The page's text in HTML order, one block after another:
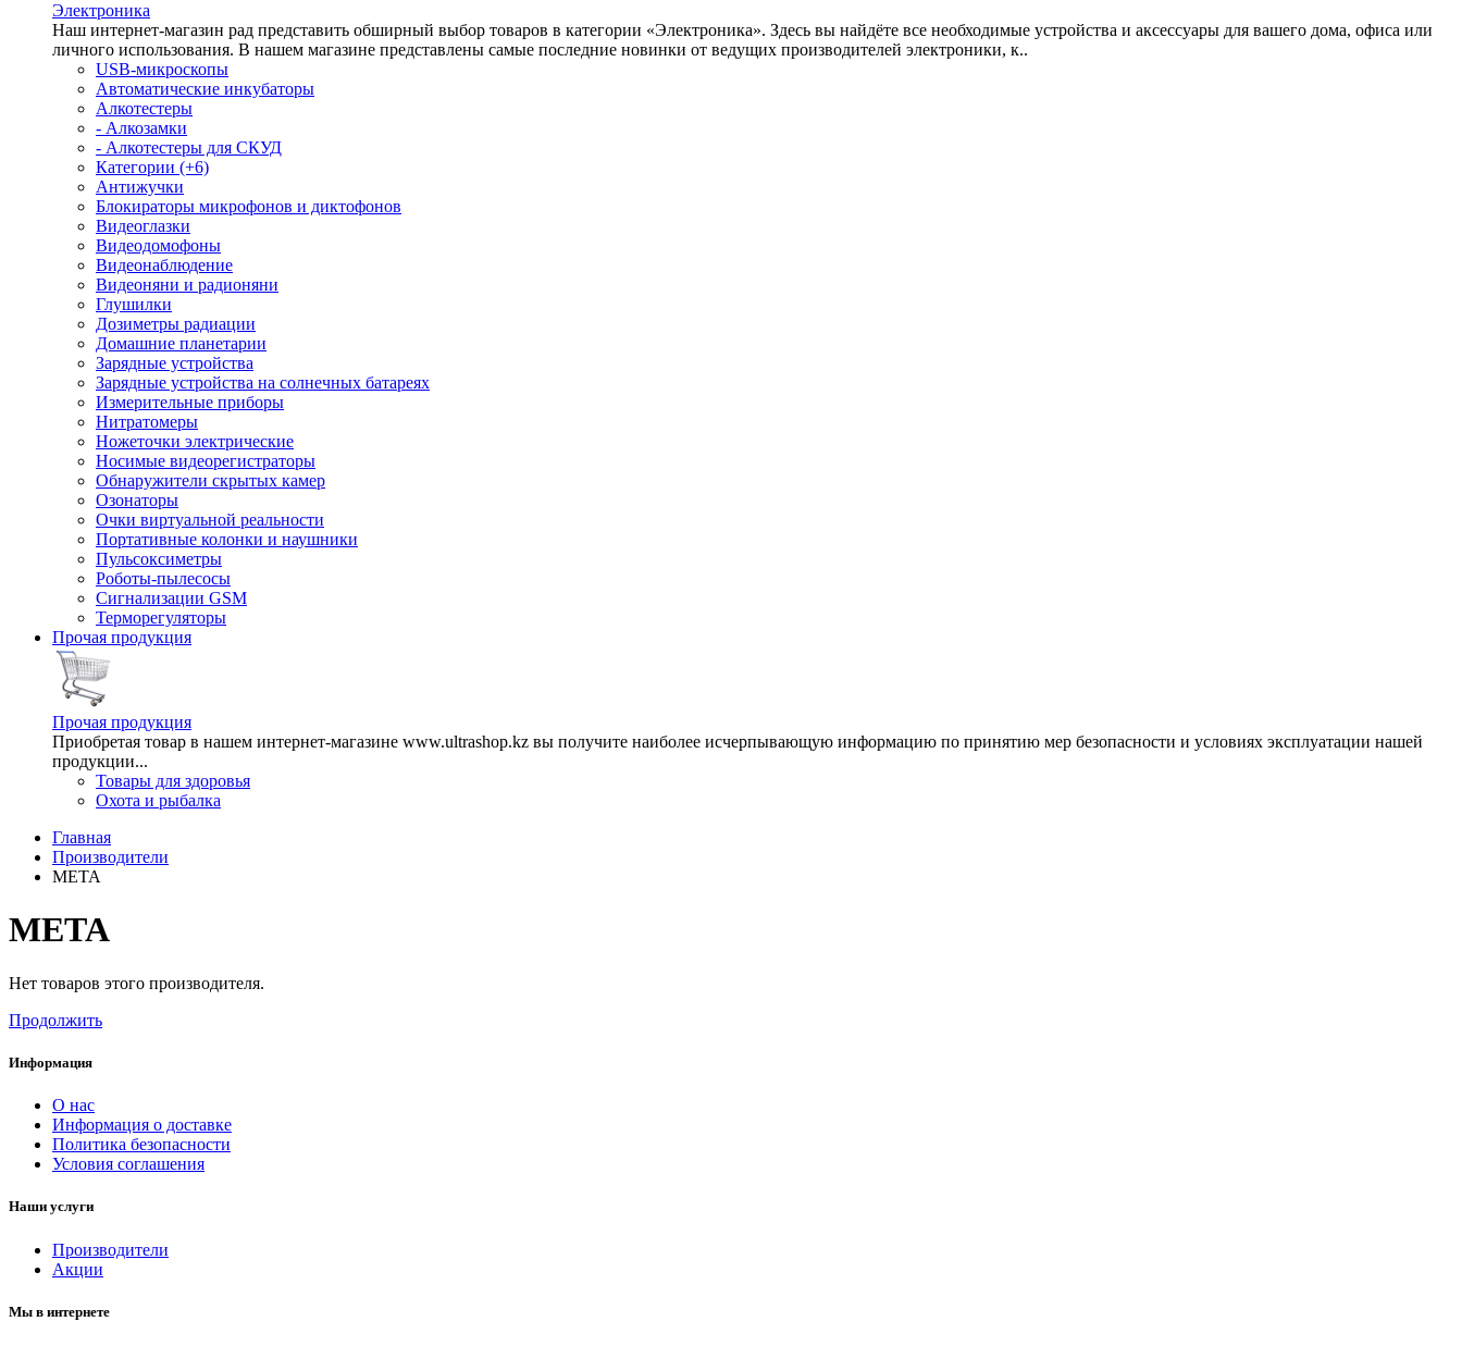
Электроника
Наш интернет-магазин рад представить обширный выбор товаров в категории «Электроника». Здесь вы найдёте все необходимые устройства и аксессуары для вашего дома, офиса или
личного использования. В нашем магазине представлены самые последние новинки от ведущих производителей электроники, к..
USB-микроскопы
Автоматические инкубаторы
Алкотестеры
- Алкозамки
- Алкотестеры для СКУД
Категории (+6)
Антижучки
Блокираторы микрофонов и диктофонов
Видеоглазки
Видеодомофоны
Видеонаблюдение
Видеоняни и радионяни
Глушилки
Дозиметры радиации
Домашние планетарии
Зарядные устройства
Зарядные устройства на солнечных батареях
Измерительные приборы
Нитратомеры
Ножеточки электрические
Носимые видеорегистраторы
Обнаружители скрытых камер
Озонаторы
Очки виртуальной реальности
Портативные колонки и наушники
Пульсоксиметры
Роботы-пылесосы
Сигнализации GSM
Терморегуляторы
Прочая продукция
Прочая продукция
Приобретая товар в нашем интернет-магазине www.ultrashop.kz вы получите наиболее исчерпывающую информацию по принятию мер безопасности и условиях эксплуатации нашей
продукции...
Товары для здоровья
Охота и рыбалка
Главная
Производители
META
META
Нет товаров этого производителя.
Продолжить
Информация
О нас
Информация о доставке
Политика безопасности
Условия соглашения
Наши услуги
Производители
Акции
Мы в интернете